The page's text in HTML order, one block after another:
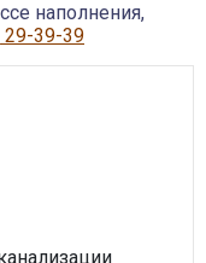
наполнения,
29-39-39